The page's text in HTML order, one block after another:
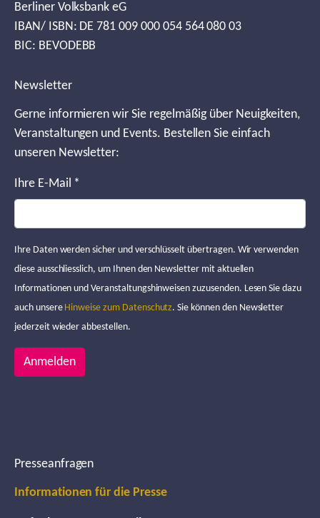
Berliner Volksbank eG
IBAN/ ISBN: DE 781 009 000 054 564 080 03
BIC: BEVODEBB
Newsletter
Gerne informieren wir Sie regelmäßig über Neuigkeiten,
Veranstaltungen und Events. Bestellen Sie einfach
unseren Newsletter:
Ihre E-Mail *
Ihre Daten werden sicher und verschlüsselt übertragen. Wir verwenden
diese ausschliesslich, um Ihnen den Newsletter mit aktuellen
Informationen und Veranstaltungshinweisen zuzusenden. Lesen Sie dazu
auch unsere Hinweise zum Datenschutz. Sie können den Newsletter
jederzeit wieder abbestellen.
Anmelden
Presseanfragen
Informationen für die Presse